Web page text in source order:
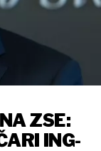
ZSE:
ING-